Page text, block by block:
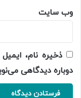
وب‌ سایت
ذخیره نام،
دوباره دیدگاهی